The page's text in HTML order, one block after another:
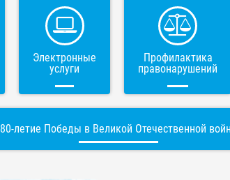
Электронные
услуги
Профилактика
правонарушений
80-летие Победы в Великой Отечественной